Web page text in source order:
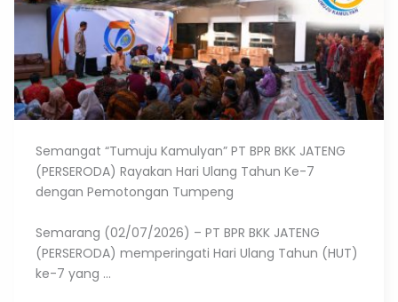
Semangat “Tumuju Kamulyan” PT BPR BKK JATENG
(PERSERODA) Rayakan Hari Ulang Tahun Ke-7
dengan Pemotongan Tumpeng
Semarang (02/07/2026) – PT BPR BKK JATENG
(PERSERODA) memperingati Hari Ulang Tahun (HUT)
ke-7 yang ...